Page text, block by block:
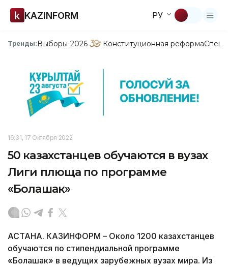
KAZINFORM РУ
Тренды:Выборы-2026 Конституционная реформа
16:31, 17 Октября 2022
50 казахстанцев обучаются в вузах
Лиги плюща по программе
«Болашак»
АСТАНА. КАЗИНФОРМ – Около 1200 казахстанцев
обучаются по стипендиальной программе
«Болашак» в ведущих зарубежных вузах мира. Из